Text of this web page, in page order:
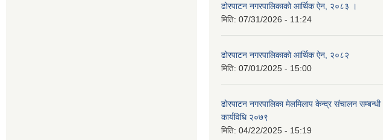
ढोरपाटन नगरपालिकाको आर्थिक ऐन, २०८३ ।
मिति: 07/31/2026 - 11:24
ढोरपाटन नगरपालिकाको आर्थिक ऐन, २०८२
मिति: 07/01/2025 - 15:00
ढोरपाटन नगरपालिका मेलमिलाप केन्द्र संचालन सम्बन्धी
कार्यविधि २०७९
मिति: 04/22/2025 - 15:19